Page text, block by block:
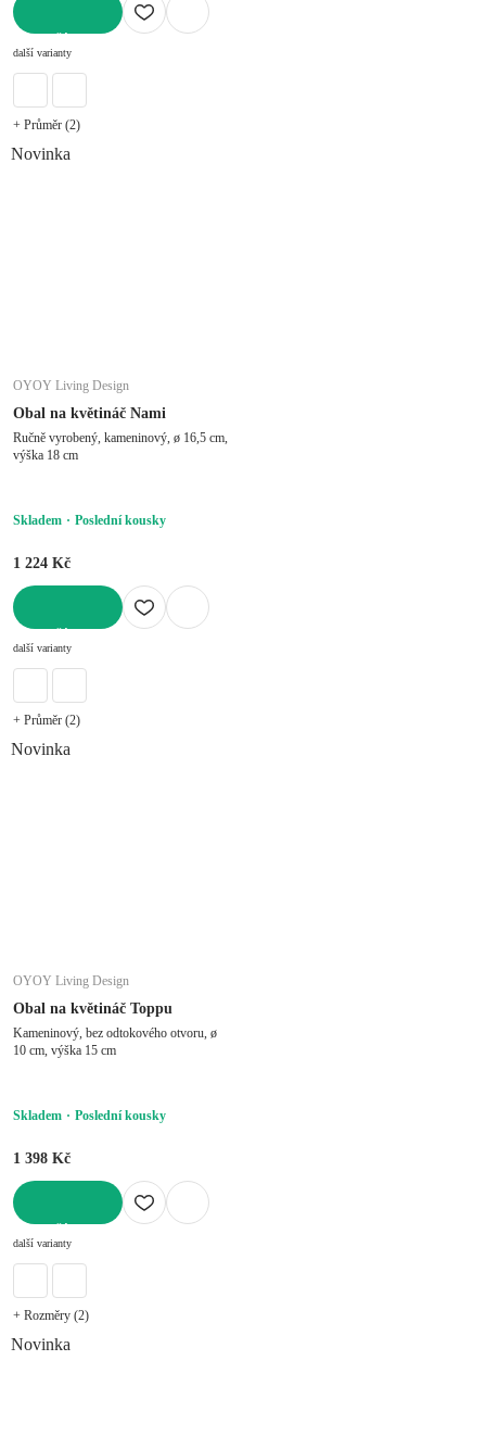
další varianty
+ Průměr (2)
Novinka
OYOY Living Design
Obal na květináč Nami
Ručně vyrobený, kameninový, ø 16,5 cm,
výška 18 cm
Skladem Poslední kousky
1 224 Kč
další varianty
+ Průměr (2)
Novinka
OYOY Living Design
Obal na květináč Toppu
Kameninový, bez odtokového otvoru, ø
10 cm, výška 15 cm
Skladem Poslední kousky
1 398 Kč
další varianty
+ Rozměry (2)
Novinka